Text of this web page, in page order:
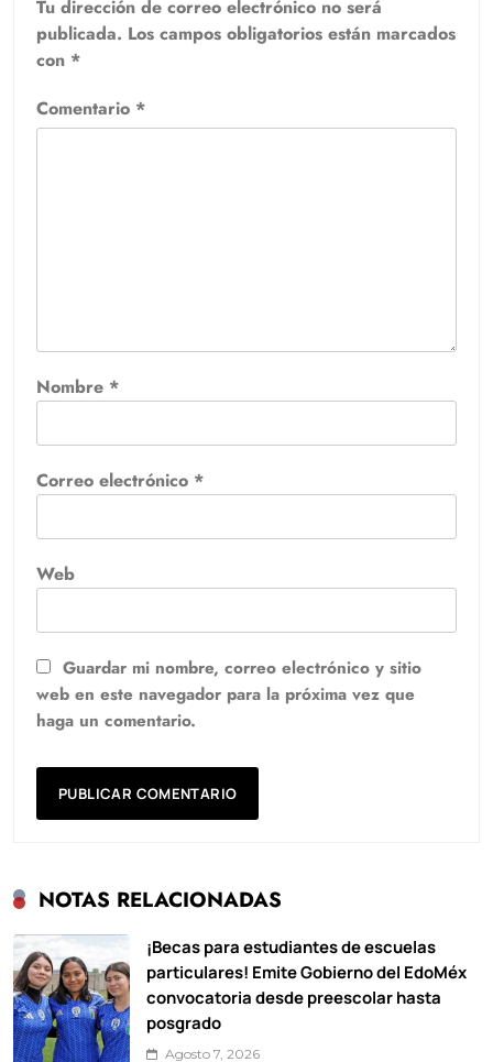
Tu dirección de correo electrónico no será
publicada. Los campos obligatorios están marcados
con *
Comentario *
Nombre *
Correo electrónico *
Web
Guardar mi nombre, correo electrónico y sitio
web en este navegador para la próxima vez que
haga un comentario.
NOTAS RELACIONADAS
¡Becas para estudiantes de escuelas
particulares! Emite Gobierno del EdoMéx
convocatoria desde preescolar hasta
posgrado
Agosto 7, 2026